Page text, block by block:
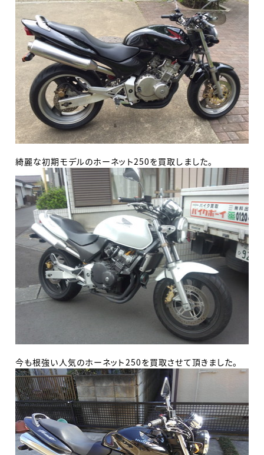
綺麗な初期モデルのホーネット250を買取しました。
今も根強い人気のホーネット250を買取させて頂きました。